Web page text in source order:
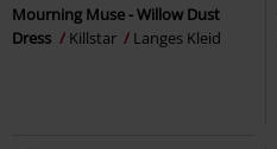
Mourning Muse - Willow Dust
Dress
Killstar Langes Kleid